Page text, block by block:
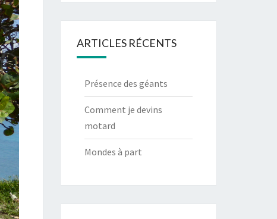
ARTICLES RÉCENTS
Présence des géants
Comment je devins
motard
Mondes à part